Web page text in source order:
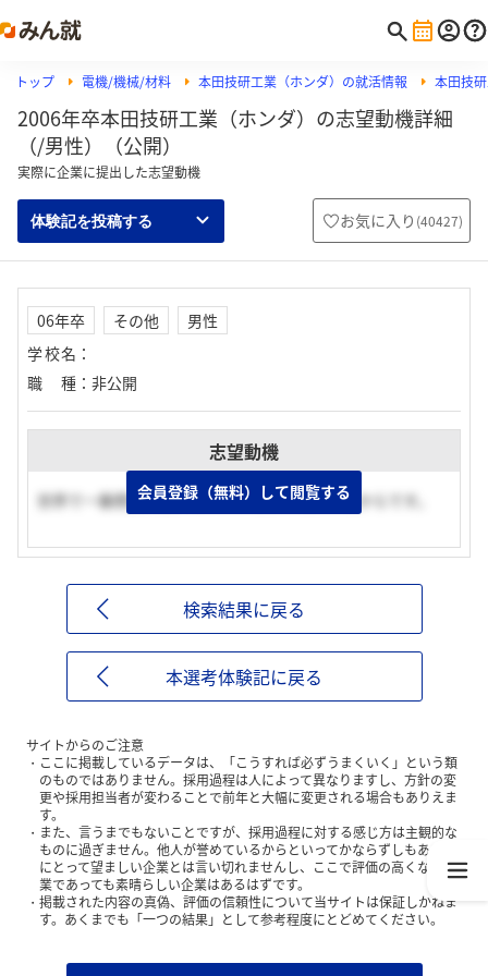
トップ 電機/機械/材料 本田技研工業（ホンダ）の就活情報 本田技
2006年卒本田技研工業（ホンダ）の志望動機詳細
（/男性）（公開）
実際に企業に提出した志望動機
体験記を投稿する お気に入り (40427)
06年卒 その他
男性
学校名 ：
職種 ： 非公開
志望動機
世界で一番燃費の良いエンジンを作りたかったからです。
会員登録（無料）して閲覧する
検索結果に戻る
本選考体験記に戻る
サイトからのご注意
ここに掲載しているデータは、「こうすれば必ずうまくいく」という類
のものではありません。採用過程は人によって異なりますし、方針の変
更や採用担当者が変わることで前年と大幅に変更される場合もありえま
す。
また、言うまでもないことですが、採用過程に対する感じ方は主観的な
ものに過ぎません。他人が誉めているからといってかならずしもあなた
にとって望ましい企業とは言い切れませんし、ここで評価の高くない企
業であっても素晴らしい企業はあるはずです。
掲載された内容の真偽、評価の信頼性について当サイトは保証しかねま
す。あくまでも「一つの結果」として参考程度にとどめてください。